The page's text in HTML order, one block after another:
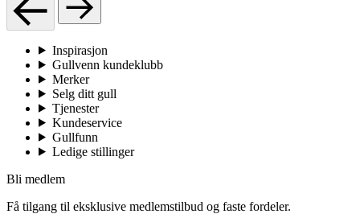
Inspirasjon
Gullvenn kundeklubb
Merker
Selg ditt gull
Tjenester
Kundeservice
Gullfunn
Ledige stillinger
Bli medlem
Få tilgang til eksklusive medlemstilbud og faste fordeler.